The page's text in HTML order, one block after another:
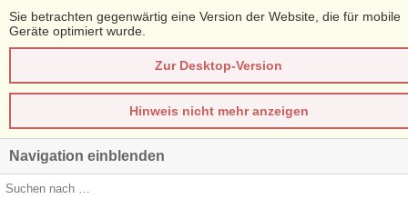
Sie betrachten gegenwärtig eine Version der Website, die für mobile
Geräte optimiert wurde.
Zur Desktop-Version
Hinweis nicht mehr anzeigen
Navigation einblenden